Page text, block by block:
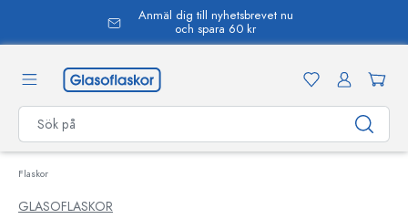
Anmäl dig till nyhetsbrevet nu
och spara 60 kr
Flaskor
GLASOFLASKOR